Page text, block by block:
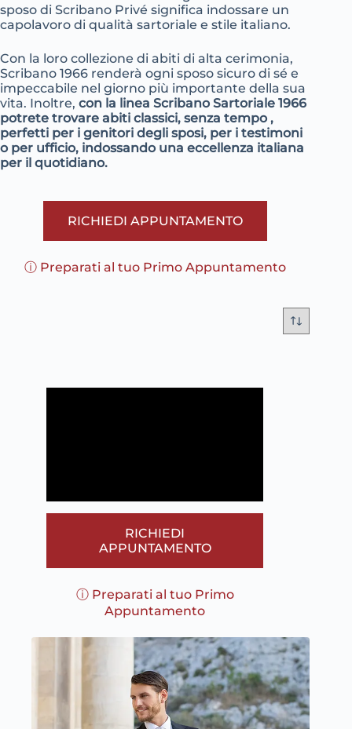
sposo di Scribano Privé significa indossare un
capolavoro di qualità sartoriale e stile italiano.
Con la loro collezione di abiti di alta cerimonia,
Scribano 1966 renderà ogni sposo sicuro di sé e
impeccabile nel giorno più importante della sua
vita. Inoltre, con la linea Scribano Sartoriale 1966
potrete trovare abiti classici, senza tempo ,
perfetti per i genitori degli sposi, per i testimoni
o per ufficio, indossando una eccellenza italiana
per il quotidiano.
RICHIEDI APPUNTAMENTO
ⓘ Preparati al tuo Primo Appuntamento
RICHIEDI
APPUNTAMENTO
ⓘ Preparati al tuo Primo
Appuntamento